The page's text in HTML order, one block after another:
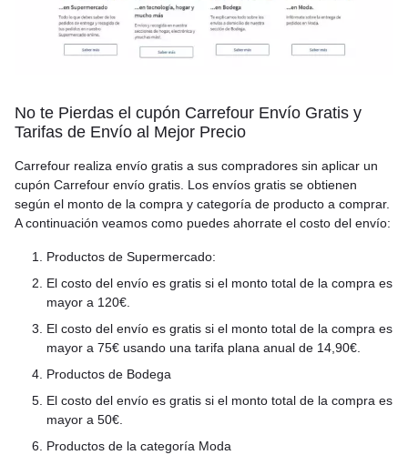
No te Pierdas el cupón Carrefour Envío Gratis y
Tarifas de Envío al Mejor Precio
Carrefour realiza envío gratis a sus compradores sin aplicar un
cupón Carrefour envío gratis. Los envíos gratis se obtienen
según el monto de la compra y categoría de producto a comprar.
A continuación veamos como puedes ahorrate el costo del envío:
Productos de Supermercado:
El costo del envío es gratis si el monto total de la compra es
mayor a 120€.
El costo del envío es gratis si el monto total de la compra es
mayor a 75€ usando una tarifa plana anual de 14,90€.
Productos de Bodega
El costo del envío es gratis si el monto total de la compra es
mayor a 50€.
Productos de la categoría Moda